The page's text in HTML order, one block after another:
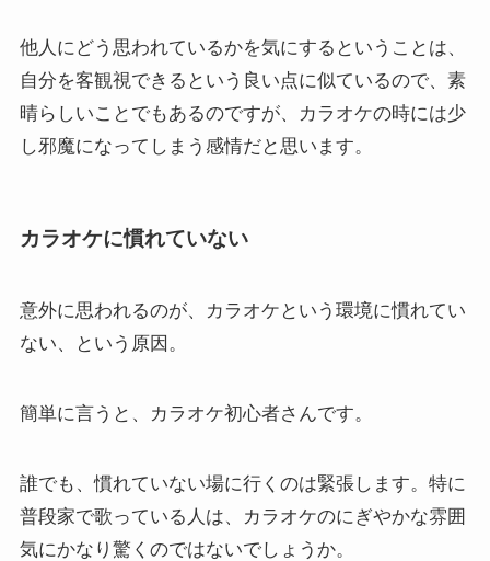
他人にどう思われているかを気にするということは、
自分を客観視できるという良い点に似ているので、素
晴らしいことでもあるのですが、カラオケの時には少
し邪魔になってしまう感情だと思います。
カラオケに慣れていない
意外に思われるのが、カラオケという環境に慣れてい
ない、という原因。
簡単に言うと、カラオケ初心者さんです。
誰でも、慣れていない場に行くのは緊張します。特に
普段家で歌っている人は、カラオケのにぎやかな雰囲
気にかなり驚くのではないでしょうか。